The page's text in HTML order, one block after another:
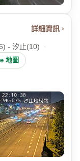
詳細資訊 ›
- 汐止(10)
·
地圖